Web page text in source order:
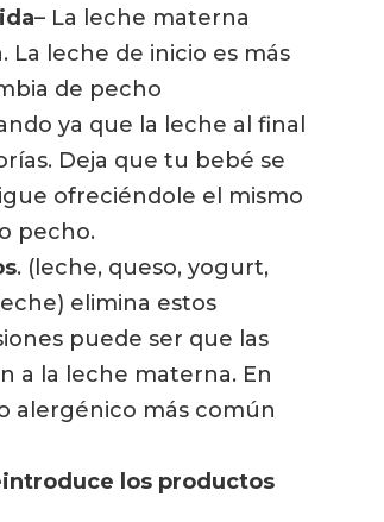
– La leche materna
La leche de inicio es más
de pecho
ya que la leche al final
Deja que tu bebé se
ofreciéndole el mismo
pecho.
. (leche, queso, yogurt,
elimina estos
puede ser que las
a la leche materna. En
alergénico más común
los productos